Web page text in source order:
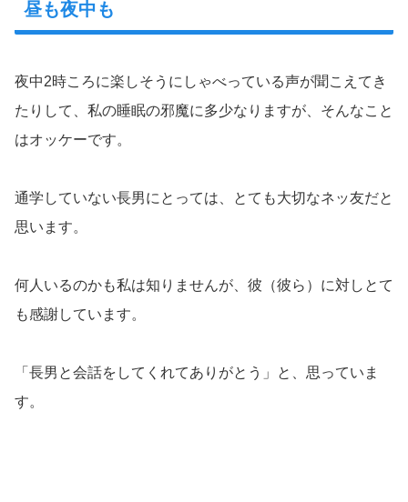
昼も夜中も
夜中2時ころに楽しそうにしゃべっている声が聞こえてき
たりして、私の睡眠の邪魔に多少なりますが、そんなこと
はオッケーです。
通学していない長男にとっては、とても大切なネッ友だと
思います。
何人いるのかも私は知りませんが、彼（彼ら）に対しとて
も感謝しています。
「長男と会話をしてくれてありがとう」と、思っていま
す。